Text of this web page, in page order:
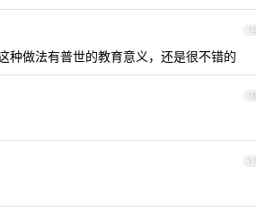
15
种做法有普世的教育意义，还是很不错的
16
17